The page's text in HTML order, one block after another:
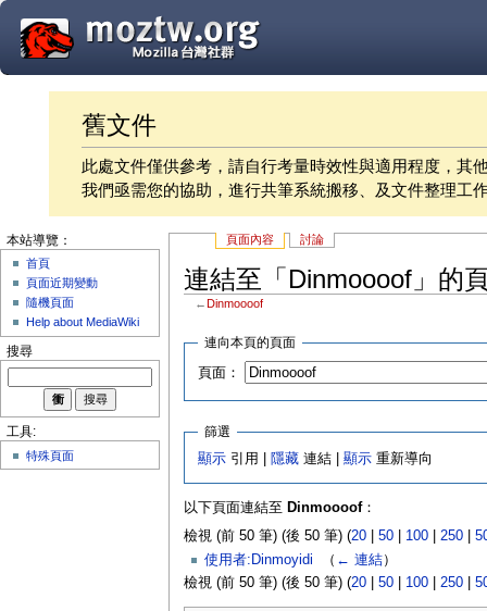
舊文件
此處文件僅供參考，請自行考量時效性與適用程度，其
我們亟需您的協助，進行共筆系統搬移、及文件整理工
頁面內容 討論
連結至「Dinmoooof」的
← Dinmoooof
連向本頁的頁面
頁面：
篩選
顯示 引用 | 隱藏 連結 |顯示 重新導向
以下頁面連結至 Dinmoooof：
檢視 (前 50 筆) (後 50 筆) (20| 50| 100| 250|
使用者:Dinmoyidi
（ ← 連結）
檢視 (前 50 筆) (後 50 筆) (20| 50| 100| 250|
本站導覽：
首頁
頁面近期變動
隨機頁面
Help about MediaWiki
搜尋
工具:
特殊頁面